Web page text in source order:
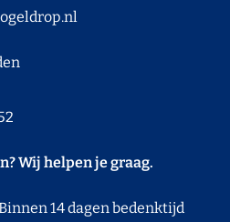
Wij helpen je graag.
14 dagen bedenktijd